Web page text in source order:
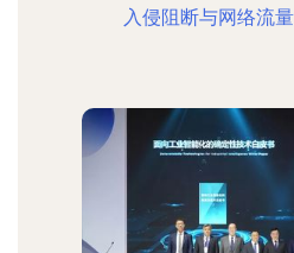
入侵阻断与网络流